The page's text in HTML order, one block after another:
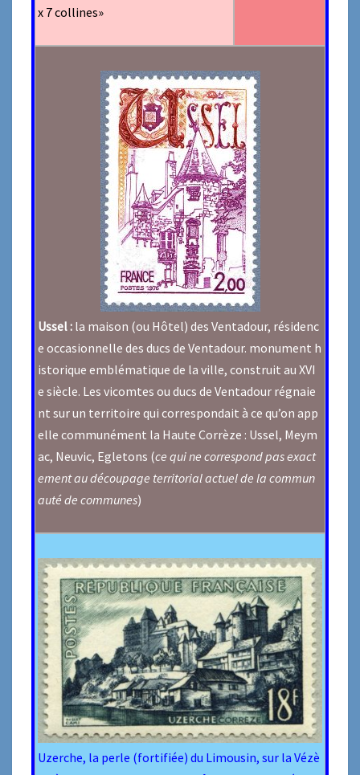
x 7 collines»
Ussel : la maison (ou Hôtel) des Ventadour, résidenc
e occasionnelle des ducs de Ventadour. monument h
istorique emblématique de la ville, construit au XVI
e siècle. Les vicomtes ou ducs de Ventadour régnaie
nt sur un territoire qui correspondait à ce qu’on app
elle communément la Haute Corrèze : Ussel, Meym
ac, Neuvic, Egletons (ce qui ne correspond pas exact
ement au découpage territorial actuel de la commun
auté de communes)
Uzerche, la perle (fortifiée) du Limousin, sur la Vézè